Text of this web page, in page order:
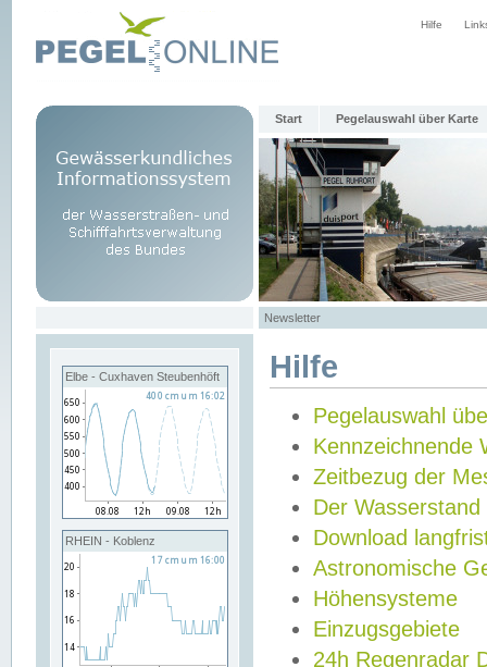
Hilfe
Start Pegelauswahl über Karte
Newsletter
Elbe - Cuxhaven Steubenhöft
RHEIN - Koblenz
Hilfe
Pegelauswahl
Kennzeichnende
Zeitbezug der
Der Wasserstand
Download
Astronomische
Höhensysteme
Einzugsgebiete
24h Regenradar